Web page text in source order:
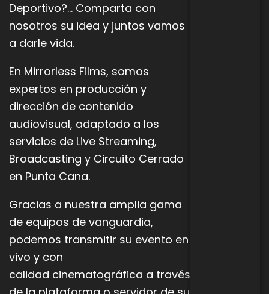
Deportivo?… Comparta con
nosotros su idea y juntos vamos
a darle vida.
En Mirrorless Films, somos
expertos en producción y
dirección de contenido
audiovisual, adaptado a los
servicios de Live Streaming,
Broadcasting y Circuito Cerrado
en Punta Cana.
Gracias a nuestra amplia gama
de equipos de vanguardia,
podemos transmitir su evento en
vivo y con
calidad cinematográfica a través